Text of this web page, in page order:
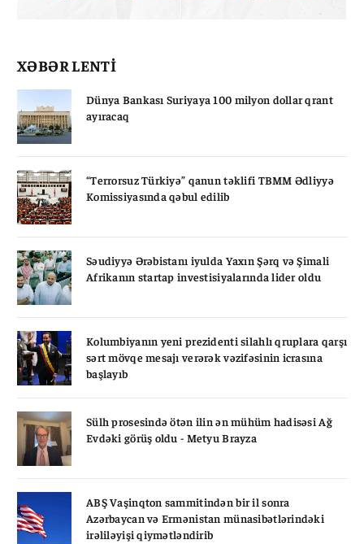
XƏBƏR LENTİ
Dünya Bankası Suriyaya 100 milyon dollar qrant
ayıracaq
“Terrorsuz Türkiyə” qanun təklifi TBMM Ədliyyə
Komissiyasında qəbul edilib
Səudiyyə Ərəbistanı iyulda Yaxın Şərq və Şimali
Afrikanın startap investisiyalarında lider oldu
Kolumbiyanın yeni prezidenti silahlı qruplara qarşı
sərt mövqe mesajı verərək vəzifəsinin icrasına
başlayıb
Sülh prosesində ötən ilin ən mühüm hadisəsi Ağ
Evdəki görüş oldu - Metyu Brayza
ABŞ Vaşinqton sammitindən bir il sonra
Azərbaycan və Ermənistan münasibətlərindəki
irəliləyişi qiymətləndirib